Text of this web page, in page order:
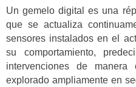
Un gemelo digital es una
que se actualiza
sensores instalados en el
su comportamiento,
intervenciones de
explorado ampliamente en